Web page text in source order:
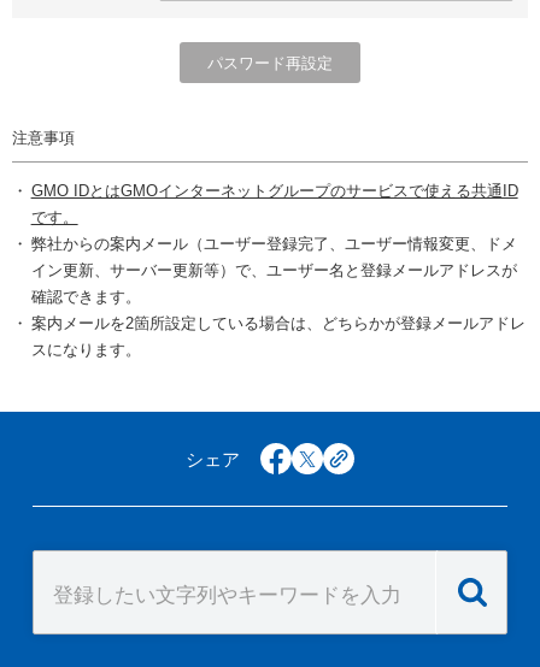
注意事項
GMO IDとはGMOインターネットグループのサービスで使える共通ID
です。
弊社からの案内メール（ユーザー登録完了、ユーザー情報変更、ドメ
イン更新、サーバー更新等）で、ユーザー名と登録メールアドレスが
確認できます。
案内メールを2箇所設定している場合は、どちらかが登録メールアドレ
スになります。
シェア facebook
x copy